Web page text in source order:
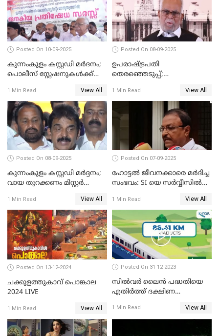
Posted On 10-09-2025
കുന്നംകുളം കസ്റ്റഡി മര്‍ദനം;
പൊലീസ് സ്റ്റേഷനുകൾക്ക്
സദസ്സ്
1 Min Read View All
Posted On 08-09-2025
ഉപരാഷ്ട്രപതി
തെരഞ്ഞെടുപ്പ്;
സന്ദേശവുമായി ജസ്റ്റിസ് ബി.
1 Min Read View All
Posted On 08-09-2025
കുന്നംകുളം കസ്റ്റഡി മര്‍ദ്ദനം;
വായ തുറക്കണം മിസ്റ്റര്‍
വേണുഗോപാൽ
1 Min Read View All
Posted On 07-09-2025
ഹോട്ടൽ ജീവനക്കാരെ മർദിച്ച
സംഭവം: SI യെ സർവ്വീസിൽ
പി ഔസേപ്പ്
1 Min Read View All
Posted On 13-12-2024
ചക്കുളത്തുകാവ് പൊങ്കാല
2024 LIVE
1 Min Read View All
Posted On 31-12-2023
സില്‍വര്‍ ലൈന്‍ പദ്ധതിയെ
എതിര്‍ത്ത് ദക്ഷിണ
1 Min Read View All